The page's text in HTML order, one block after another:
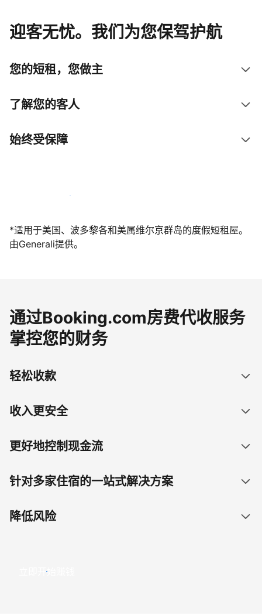
迎客无忧。我们为您保驾护航
您的短租，您做主
了解您的客人
始终受保障
立即与我们一起迎接客人
*适用于美国、波多黎各和美属维尔京群岛的度假短租屋。
由Generali提供。
通过Booking.com房费代收服务
掌控您的财务
轻松收款
收入更安全
更好地控制现金流
针对多家住宿的一站式解决方案
降低风险
立即开始赚钱